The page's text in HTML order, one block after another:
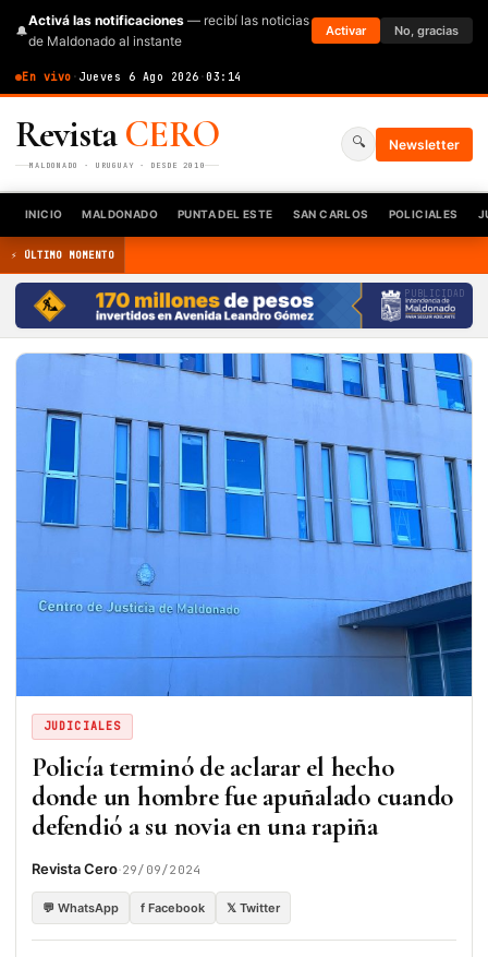
🔔
Activá las notificaciones — recibí las noticias
de Maldonado al instante
Activar No, gracias
En vivo · Jueves 6 Ago 2026 ·03:14
RevistaCERO
MALDONADO · URUGUAY · DESDE 2010
🔍 Newsletter
INICIO MALDONADO PUNTA DEL ESTE SAN CARLOS POLICIALES
⚡ ÚLTIMO MOMENTO
PUBLICIDAD
JUDICIALES
Policía terminó de aclarar el hecho
donde un hombre fue apuñalado cuando
defendió a su novia en una rapiña
Revista Cero·29/09/2024
💬 WhatsApp f Facebook 𝕏 Twitter